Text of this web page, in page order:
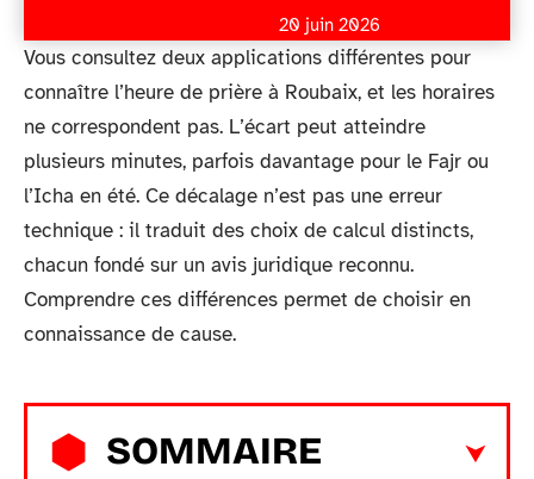
20 juin 2026
Vous consultez deux applications différentes pour
connaître l’heure de prière à Roubaix, et les horaires
ne correspondent pas. L’écart peut atteindre
plusieurs minutes, parfois davantage pour le Fajr ou
l’Icha en été. Ce décalage n’est pas une erreur
technique : il traduit des choix de calcul distincts,
chacun fondé sur un avis juridique reconnu.
Comprendre ces différences permet de choisir en
connaissance de cause.
SOMMAIRE